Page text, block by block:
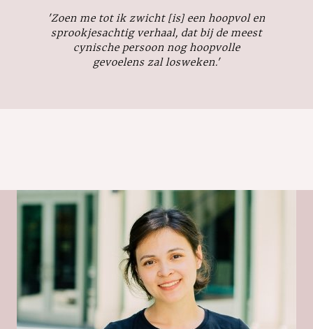
'Zoen me tot ik zwicht [is] een hoopvol en
sprookjesachtig verhaal, dat bij de meest
cynische persoon nog hoopvolle
gevoelens zal losweken.'